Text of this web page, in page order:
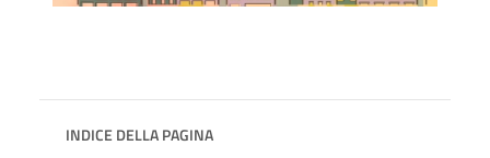
INDICE DELLA PAGINA